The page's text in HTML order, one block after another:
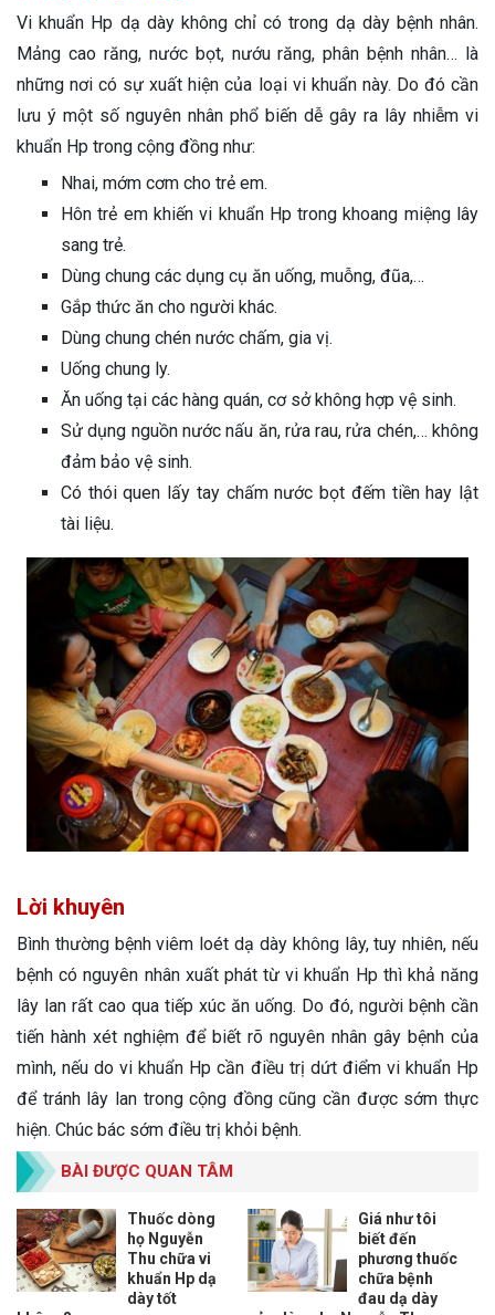
Vi khuẩn Hp dạ dày không chỉ có trong dạ dày bệnh nhân.
Mảng cao răng, nước bọt, nướu răng, phân bệnh nhân… là
những nơi có sự xuất hiện của loại vi khuẩn này. Do đó cần
lưu ý một số nguyên nhân phổ biến dễ gây ra lây nhiễm vi
khuẩn Hp trong cộng đồng như:
Nhai, mớm cơm cho trẻ em.
Hôn trẻ em khiến vi khuẩn Hp trong khoang miệng lây
sang trẻ.
Dùng chung các dụng cụ ăn uống, muỗng, đũa,…
Gắp thức ăn cho người khác.
Dùng chung chén nước chấm, gia vị.
Uống chung ly.
Ăn uống tại các hàng quán, cơ sở không hợp vệ sinh.
Sử dụng nguồn nước nấu ăn, rửa rau, rửa chén,… không
đảm bảo vệ sinh.
Có thói quen lấy tay chấm nước bọt đếm tiền hay lật
tài liệu.
Lời khuyên
Bình thường bệnh viêm loét dạ dày không lây, tuy nhiên, nếu
bệnh có nguyên nhân xuất phát từ vi khuẩn Hp thì khả năng
lây lan rất cao qua tiếp xúc ăn uống. Do đó, người bệnh cần
tiến hành xét nghiệm để biết rõ nguyên nhân gây bệnh của
mình, nếu do vi khuẩn Hp cần điều trị dứt điểm vi khuẩn Hp
để tránh lây lan trong cộng đồng cũng cần được sớm thực
hiện. Chúc bác sớm điều trị khỏi bệnh.
BÀI ĐƯỢC QUAN TÂM
Thuốc dòng
họ Nguyễn
Thu chữa vi
khuẩn Hp dạ
dày tốt
Giá như tôi
biết đến
phương thuốc
chữa bệnh
đau dạ dày